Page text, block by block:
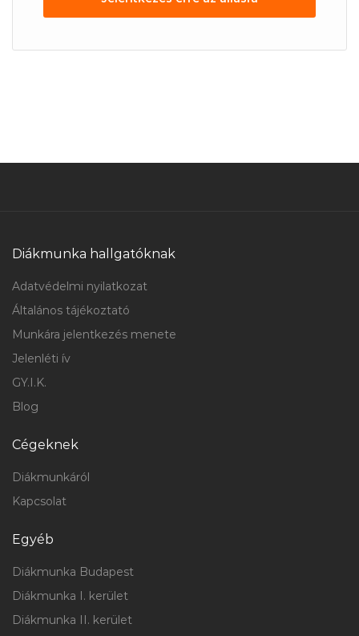
Diákmunka hallgatóknak
Adatvédelmi nyilatkozat
Általános tájékoztató
Munkára jelentkezés menete
Jelenléti ív
GY.I.K.
Blog
Cégeknek
Diákmunkáról
Kapcsolat
Egyéb
Diákmunka Budapest
Diákmunka I. kerület
Diákmunka II. kerület